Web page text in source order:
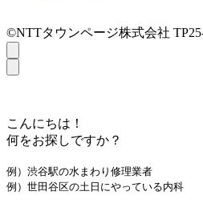
©NTTタウンページ株式会社 TP25-
こんにちは！
何をお探しですか？
例）渋谷駅の水まわり修理業者
例）世田谷区の土日にやっている内科